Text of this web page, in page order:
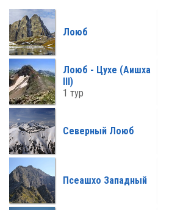
Лоюб
Лоюб - Цухе (Аишха
III)
1 тур
Северный Лоюб
Псеашхо Западный